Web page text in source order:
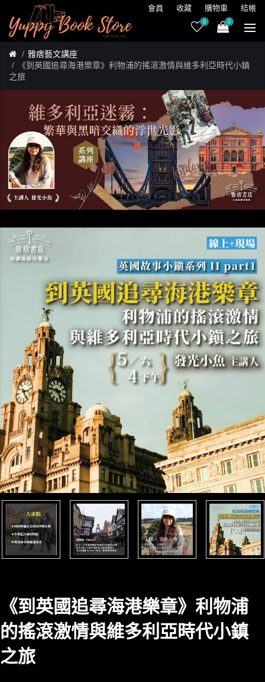
會員 收藏 購物車 結帳
0 0
雅痞藝文講座
《到英國追尋海港樂章》利物浦的搖滾激情與維多利亞時代小鎮
之旅
《到英國追尋海港樂章》利物浦
的搖滾激情與維多利亞時代小鎮
之旅